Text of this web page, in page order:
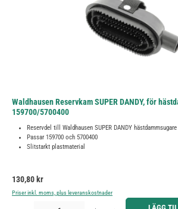
Waldhausen Reservkam SUPER DANDY, för
159700/5700400
Reservdel till Waldhausen SUPER DANDY hästdammsugare
Passar 159700 och 5700400
Slitstarkt plastmaterial
Ordinarie pris:
130,80 kr
Priser inkl. moms, plus leveranskostnader
Produktkvantitet: Ange önskat belopp eller använd knapparna